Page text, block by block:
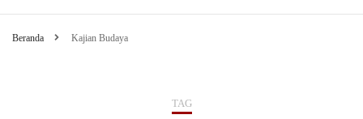
Beranda Kajian Budaya
TAG